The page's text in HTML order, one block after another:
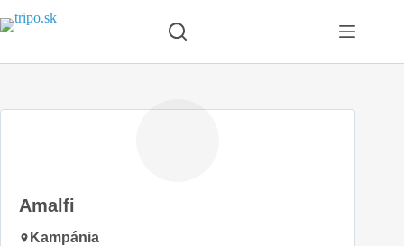
to
Amalfi
Kampánia